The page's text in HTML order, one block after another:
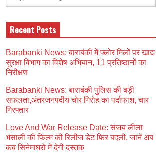
Recent Posts
Barabanki News: बाराबंकी में फ्लोर मिलों पर खाद्य
सुरक्षा विभाग का विशेष अभियान, 11 प्रतिष्ठानों का
निरीक्षण
Barabanki News: बाराबंकी पुलिस की बड़ी
सफलता,अंतरजनपदीय चोर गिरोह का पर्दाफाश, चार
गिरफ्तार
Love And War Release Date: संजय लीला
भंसाली की फिल्म की रिलीज डेट फिर बदली, जानें अब
कब सिनेमाघरों में देगी दस्तक